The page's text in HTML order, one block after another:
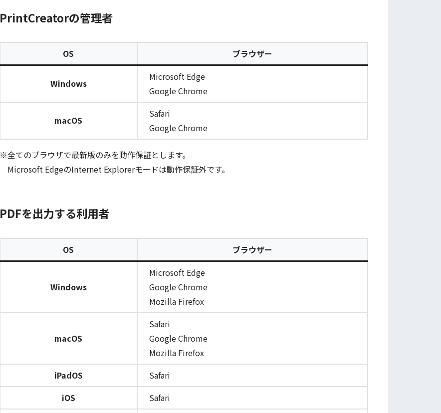
PrintCreatorの管理者
OS ブラウザー
Windows
Microsoft Edge
Google Chrome
macOS
Safari
Google Chrome
※全てのブラウザで最新版のみを動作保証とします。
Microsoft EdgeのInternet Explorerモードは動作保証外です。
PDFを出力する利用者
OS ブラウザー
Windows
Microsoft Edge
Google Chrome
Mozilla Firefox
macOS
Safari
Google Chrome
Mozilla Firefox
iPadOS
Safari
iOS
Safari